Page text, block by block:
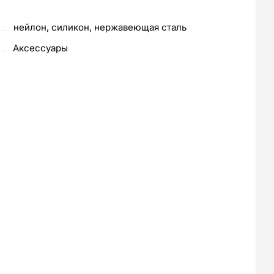
нейлон, силикон, нержавеющая сталь
Аксессуары